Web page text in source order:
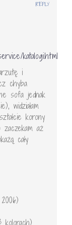
katalogi.html
i
chyba
sofa jednak
widziałam
korony
aż
cały
REPLY